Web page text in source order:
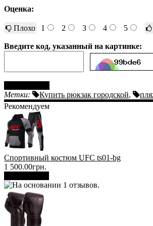
Оценка:
Плохо 1 2 3 4 5
Введите код, указанный на картинке:
Метки:
Купить рюкзак городской,
Рекомендуем
Спортивный костюм UFC ts01-bg
1 500.00грн.